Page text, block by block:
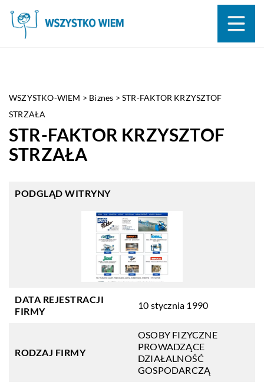
WSZYSTKO-WIEM > Biznes >STR-FAKTOR KRZYSZTOF
STRZAŁA
STR-FAKTOR KRZYSZTOF
STRZAŁA
PODGLĄD WITRYNY
DATA REJESTRACJI
FIRMY
10 stycznia 1990
RODZAJ FIRMY
OSOBY FIZYCZNE
PROWADZĄCE
DZIAŁALNOŚĆ
GOSPODARCZĄ